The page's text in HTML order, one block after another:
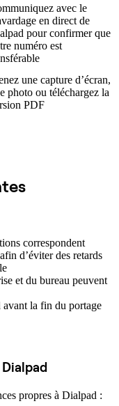
avec le
en direct de
pour confirmer que
numéro est
une capture d’écran,
photo ou téléchargez la
PDF
correspondent
d’éviter des retards
et du bureau peuvent
la fin du portage
propres à Dialpad :